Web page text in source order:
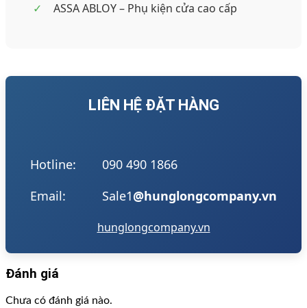
✓ ASSA ABLOY – Phụ kiện cửa cao cấp
LIÊN HỆ ĐẶT HÀNG
Hotline:
090 490 1866
Email:
Sale1@hunglongcompany.vn
hunglongcompany.vn
Đánh giá
Chưa có đánh giá nào.